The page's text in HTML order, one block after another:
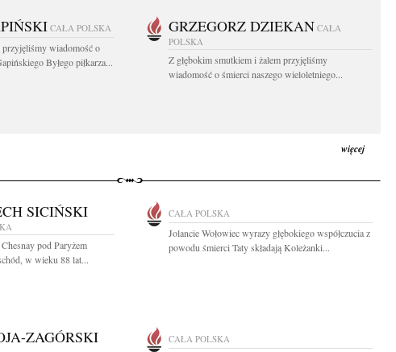
CAŁA POLSKA
wiadomość o
Byłego piłkarza...
GRZEGORZ DZIEKAN CAŁA
POLSKA
Z głębokim smutkiem i żalem przyjęliśmy
wiadomość o śmierci naszego wieloletniego...
więcej
SICIŃSKI
pod Paryżem
w wieku 88 lat...
CAŁA POLSKA
Jolancie Wołowiec wyrazy głębokiego współczucia z
powodu śmierci Taty składają Koleżanki...
ZAGÓRSKI CAŁA POLSKA